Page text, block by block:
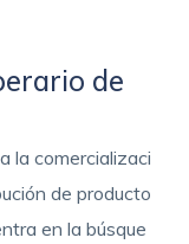
de
la comercializaci
de producto
en la búsque